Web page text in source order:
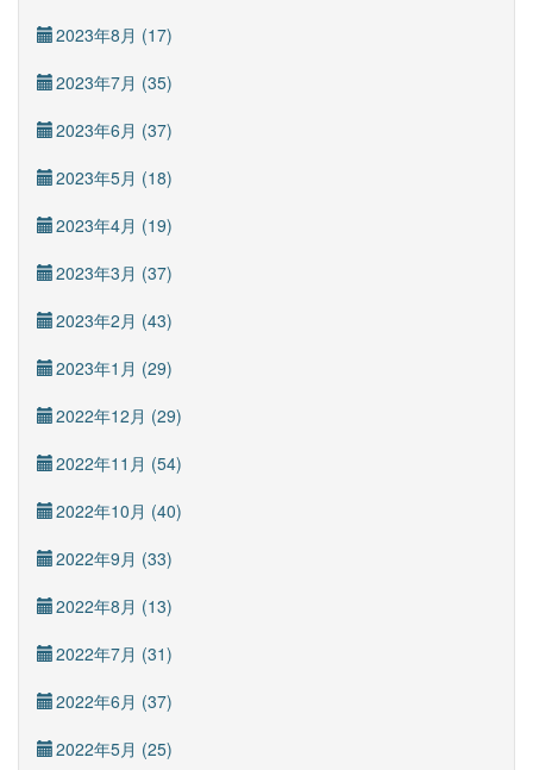
2023年8月 (17)
2023年7月 (35)
2023年6月 (37)
2023年5月 (18)
2023年4月 (19)
2023年3月 (37)
2023年2月 (43)
2023年1月 (29)
2022年12月 (29)
2022年11月 (54)
2022年10月 (40)
2022年9月 (33)
2022年8月 (13)
2022年7月 (31)
2022年6月 (37)
2022年5月 (25)